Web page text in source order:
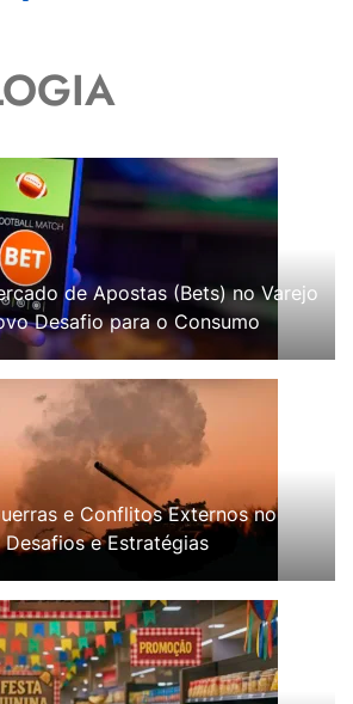
de Apostas (Bets) no Varejo
Desafio para o Consumo
e Conflitos Externos no
e Estratégias